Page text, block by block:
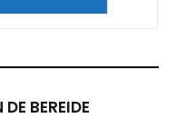
BEREIDE